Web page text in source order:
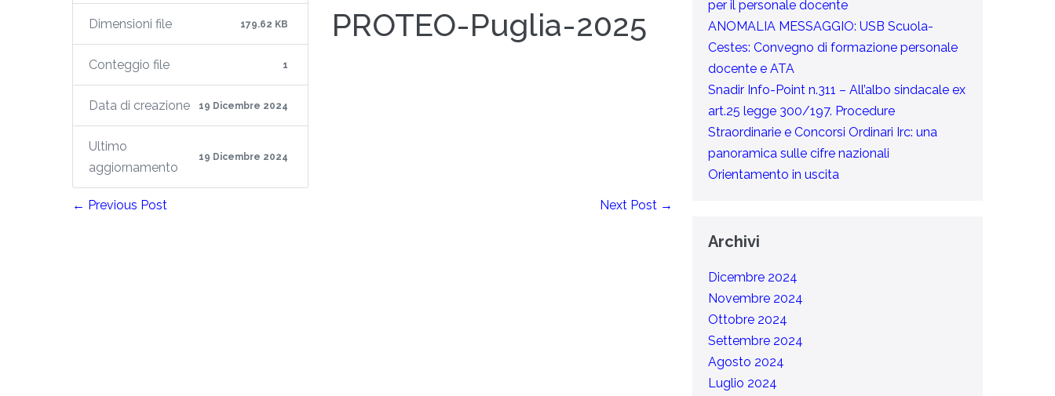
Dimensioni file 179.62 KB
Conteggio file 1
Data di creazione 19 Dicembre 2024
Ultimo
aggiornamento
19 Dicembre 2024
PROTEO-Puglia-2025
← Previous Post Next Post →
per il personale docente
ANOMALIA MESSAGGIO: USB Scuola-
Cestes: Convegno di formazione personale
docente e ATA
Snadir Info-Point n.311 – All’albo sindacale ex
art.25 legge 300/197. Procedure
Straordinarie e Concorsi Ordinari Irc: una
panoramica sulle cifre nazionali
Orientamento in uscita
Archivi
Dicembre 2024
Novembre 2024
Ottobre 2024
Settembre 2024
Agosto 2024
Luglio 2024